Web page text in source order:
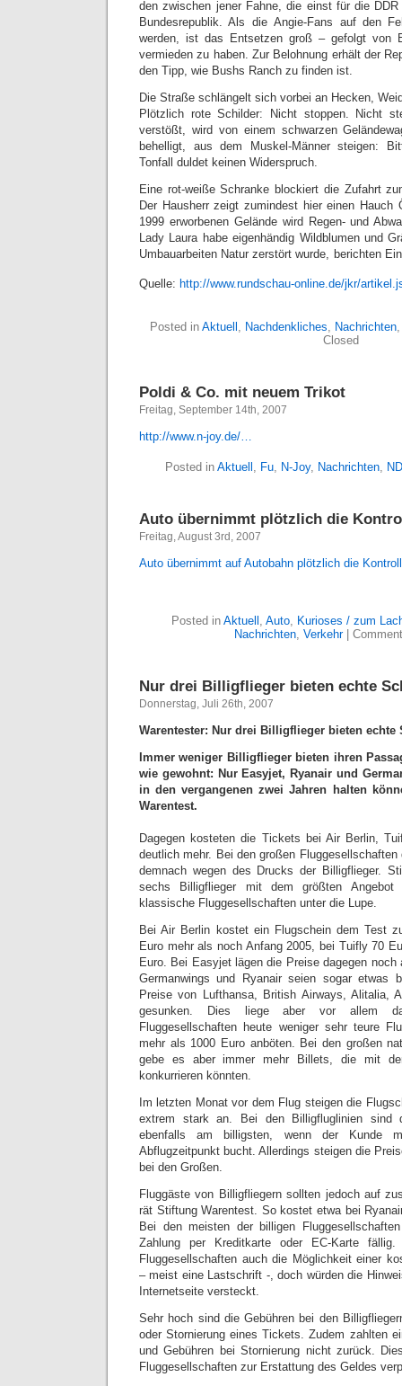
den zwischen jener Fahne, die einst für die
Bundesrepublik. Als die Angie-Fans auf den
werden, ist das Entsetzen groß – gefolgt von
vermieden zu haben. Zur Belohnung erhält der
den Tipp, wie Bushs Ranch zu finden ist.
Die Straße schlängelt sich vorbei an Hecken,
Plötzlich rote Schilder: Nicht stoppen. Nicht
verstößt, wird von einem schwarzen
behelligt, aus dem Muskel-Männer steigen:
Tonfall duldet keinen Widerspruch.
Eine rot-weiße Schranke blockiert die Zufahrt
Der Hausherr zeigt zumindest hier einen Hauch
1999 erworbenen Gelände wird Regen- und
Lady Laura habe eigenhändig Wildblumen und
Umbauarbeiten Natur zerstört wurde, berichten
Quelle: http://www.rundschau-online.de/jkr/
Posted in Aktuell , Nachdenkliches, Nachrichten
Closed
Poldi & Co. mit neuem Trikot
Freitag, September 14th, 2007
http://www.n-joy.de/…
Posted in Aktuell , Fu, N-Joy, Nachrichten,
Auto übernimmt plötzlich die
Freitag, August 3rd, 2007
Auto übernimmt auf Autobahn plötzlich die
Posted in Aktuell , Auto, Kurioses / zum
Nachrichten, Verkehr|
Nur drei Billigflieger bieten echte
Donnerstag, Juli 26th, 2007
Warentester: Nur drei Billigflieger bieten echte
Immer weniger Billigflieger bieten ihren
wie gewohnt: Nur Easyjet, Ryanair und
in den vergangenen zwei Jahren halten
Warentest.
Dagegen kosteten die Tickets bei Air Berlin,
deutlich mehr. Bei den großen
demnach wegen des Drucks der Billigflieger.
sechs Billigflieger mit dem größten
klassische Fluggesellschaften unter die Lupe.
Bei Air Berlin kostet ein Flugschein dem Test
Euro mehr als noch Anfang 2005, bei Tuifly 70
Euro. Bei Easyjet lägen die Preise dagegen noch
Germanwings und Ryanair seien sogar etwas
Preise von Lufthansa, British Airways, Alitalia,
gesunken. Dies liege aber vor allem
Fluggesellschaften heute weniger sehr teure
mehr als 1000 Euro anböten. Bei den großen
gebe es aber immer mehr Billets, die mit
konkurrieren könnten.
Im letzten Monat vor dem Flug steigen die
extrem stark an. Bei den Billigfluglinien
ebenfalls am billigsten, wenn der Kunde
Abflugzeitpunkt bucht. Allerdings steigen die
bei den Großen.
Fluggäste von Billigfliegern sollten jedoch auf
rät Stiftung Warentest. So kostet etwa bei
Bei den meisten der billigen
Zahlung per Kreditkarte oder EC-Karte
Fluggesellschaften auch die Möglichkeit einer
– meist eine Lastschrift -, doch würden die
Internetseite versteckt.
Sehr hoch sind die Gebühren bei den
oder Stornierung eines Tickets. Zudem zahlten
und Gebühren bei Stornierung nicht zurück.
Fluggesellschaften zur Erstattung des Geldes